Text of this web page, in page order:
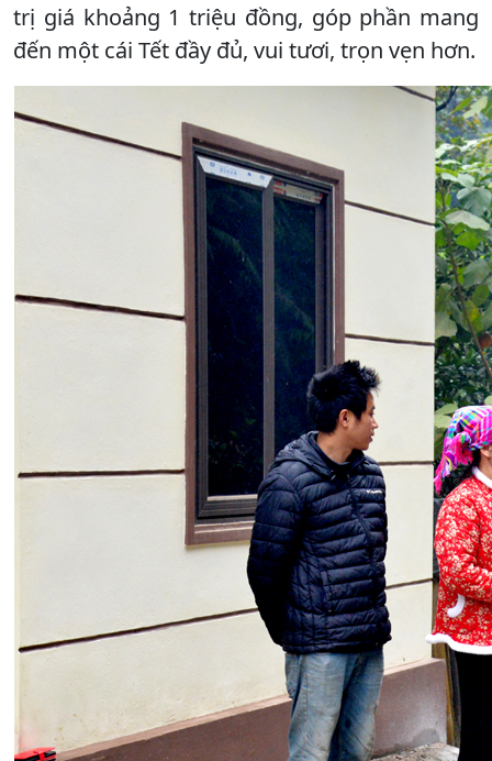
trị giá khoảng 1 triệu đồng, góp phần mang
đến một cái Tết đầy đủ, vui tươi, trọn vẹn hơn.